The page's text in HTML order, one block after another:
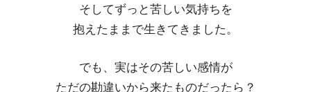
そしてずっと苦しい気持ちを
抱えたままで生きてきました。
でも、実はその苦しい感情が
ただの勘違いから来たものだったら？